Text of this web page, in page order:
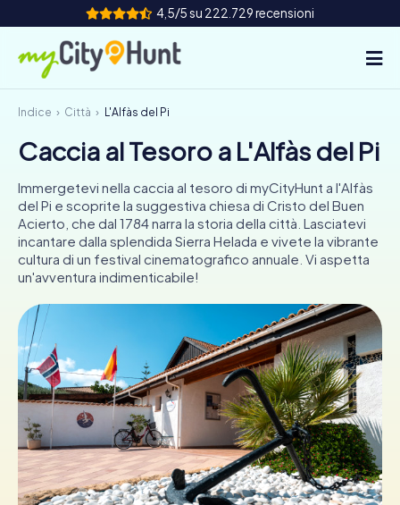
4,5/5 su 222.729 recensioni
Come funziona
Città
Tour
Team Building
Biglietti
DE
ES
UK
IE
IT
NL
Prenota Biglietti
Indice Città L'Alfàs del Pi
Caccia al Tesoro a L'Alfàs del Pi
Immergetevi nella caccia al tesoro di myCityHunt a l'Alfàs
del Pi e scoprite la suggestiva chiesa di Cristo del Buen
Acierto, che dal 1784 narra la storia della città. Lasciatevi
incantare dalla splendida Sierra Helada e vivete la vibrante
cultura di un festival cinematografico annuale. Vi aspetta
un'avventura indimenticabile!